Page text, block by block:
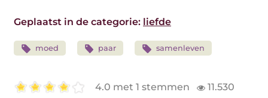
Geplaatst in de categorie: liefde
moed paar samenleven
4.0 met 1 stemmen 11.530